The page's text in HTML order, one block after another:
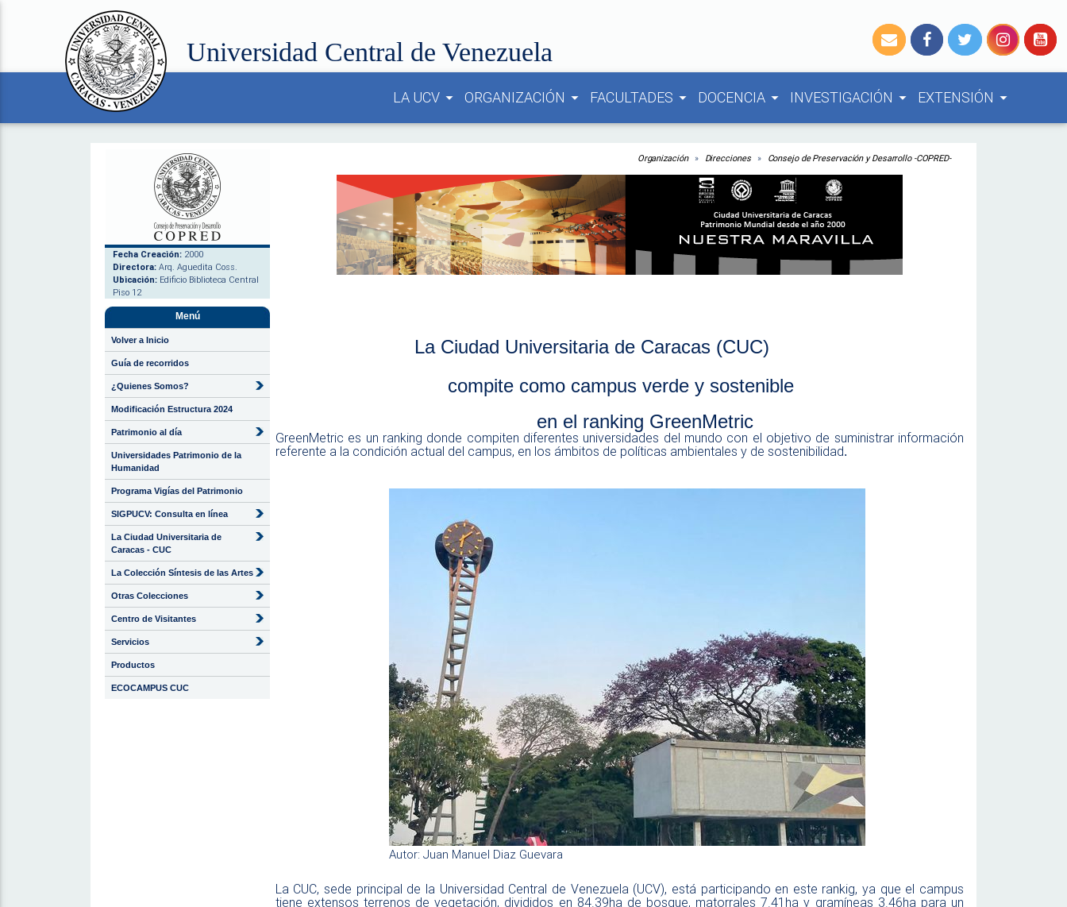
Universidad Central de Venezuela
LA UCV arrow_drop_down ORGANIZACIÓN arrow_drop_down FACULTADES arrow_drop_down DOCENCIA arrow_drop_down INVESTIGACIÓN arrow_drop_down EXTENSIÓN arrow_drop_down
Fecha Creación: 2000
Directora: Arq. Aguedita Coss.
Ubicación: Edificio Biblioteca Central
Piso 12
Menú
Volver a Inicio
Guía de recorridos
¿Quienes Somos?
Modificación Estructura 2024
Patrimonio al día
Universidades Patrimonio de la
Humanidad
Programa Vigías del Patrimonio
SIGPUCV: Consulta en línea
La Ciudad Universitaria de
Caracas - CUC
La Colección Síntesis de las Artes
Otras Colecciones
Centro de Visitantes
Servicios
Productos
ECOCAMPUS CUC
Organización Direcciones Consejo de Preservación y Desarrollo -COPRED-
La Ciudad Universitaria de Caracas (CUC)
compite como campus verde y sostenible
en el ranking GreenMetric
GreenMetric es un ranking donde compiten diferentes universidades del mundo con el objetivo de suministrar información
referente a la condición actual del campus, en los ámbitos de políticas ambientales y de sostenibilidad.
Autor: Juan Manuel Diaz Guevara
La CUC, sede principal de la Universidad Central de Venezuela (UCV), está participando en este rankig, ya que el campus
tiene extensos terrenos de vegetación, divididos en 84.39ha de bosque, matorrales 7.41ha y gramíneas 3.46ha para un